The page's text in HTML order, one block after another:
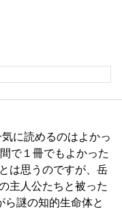
に読めるのはよかっ
で１冊でもよかった
は思うのですが、岳
主人公たちと被った
ら謎の知的生命体と